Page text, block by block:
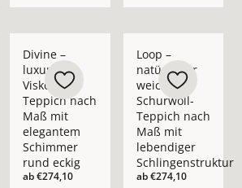
Divine –
luxuriöser
Viskose-
Teppich nach
Maß mit
elegantem
Schimmer
rund eckig
ab€274,10
Loop –
natürlicher
weicher
Schurwoll-
Teppich nach
Maß mit
lebendiger
Schlingenstruktur
ab€274,10